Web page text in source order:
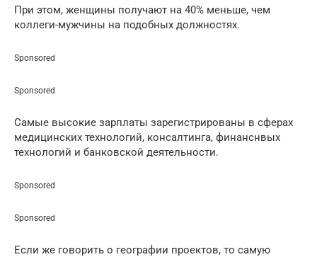
При этом, женщины получают на 40% меньше, чем
коллеги-мужчины на подобных должностях.
Sponsored
Sponsored
Самые высокие зарплаты зарегистрированы в сферах
медицинских технологий, консалтинга, финанснвых
технологий и банковской деятельности.
Sponsored
Sponsored
Если же говорить о географии проектов, то самую